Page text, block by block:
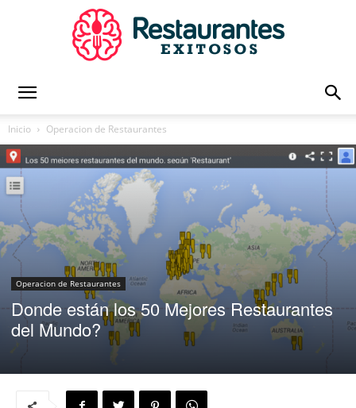
Exitosos
|
Capacitación
Inicio Operacion de Restaurantes
Operacion de Restaurantes
Donde están los 50 Mejores Restaurantes
del Mundo?